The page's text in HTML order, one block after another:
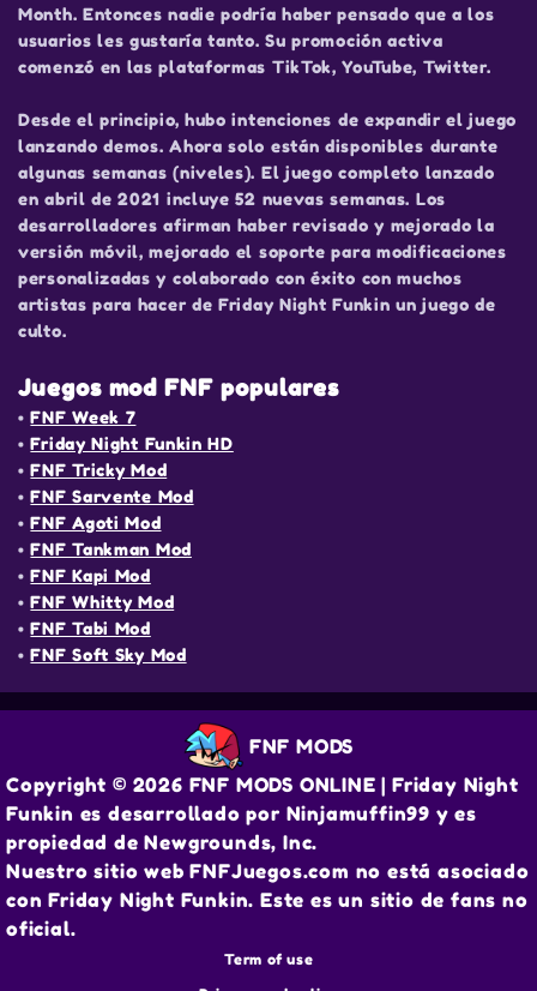
Month. Entonces nadie podría haber pensado que a los
usuarios les gustaría tanto. Su promoción activa
comenzó en las plataformas TikTok, YouTube, Twitter.
Desde el principio, hubo intenciones de expandir el juego
lanzando demos. Ahora solo están disponibles durante
algunas semanas (niveles). El juego completo lanzado
en abril de 2021 incluye 52 nuevas semanas. Los
desarrolladores afirman haber revisado y mejorado la
versión móvil, mejorado el soporte para modificaciones
personalizadas y colaborado con éxito con muchos
artistas para hacer de Friday Night Funkin un juego de
culto.
Juegos mod FNF populares
•FNF Week 7
•Friday Night Funkin HD
•FNF Tricky Mod
•FNF Sarvente Mod
•FNF Agoti Mod
•FNF Tankman Mod
•FNF Kapi Mod
•FNF Whitty Mod
•FNF Tabi Mod
•FNF Soft Sky Mod
FNF MODS
Copyright © 2026 FNF MODS ONLINE | Friday Night
Funkin es desarrollado por Ninjamuffin99 y es
propiedad de Newgrounds, Inc.
Nuestro sitio web FNFJuegos.com no está asociado
con Friday Night Funkin. Este es un sitio de fans no
oficial.
Term of use